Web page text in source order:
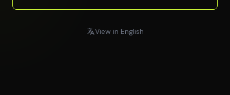
View in English